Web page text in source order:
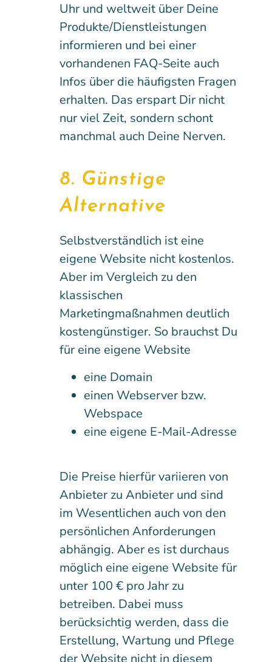
Uhr und weltweit über Deine
Produkte/Dienstleistungen
informieren und bei einer
vorhandenen FAQ-Seite auch
Infos über die häufigsten Fragen
erhalten. Das erspart Dir nicht
nur viel Zeit, sondern schont
manchmal auch Deine Nerven.
8. Günstige
Alternative
Selbstverständlich ist eine
eigene Website nicht kostenlos.
Aber im Vergleich zu den
klassischen
Marketingmaßnahmen deutlich
kostengünstiger. So brauchst Du
für eine eigene Website
eine Domain
einen Webserver bzw.
Webspace
eine eigene E-Mail-Adresse
Die Preise hierfür variieren von
Anbieter zu Anbieter und sind
im Wesentlichen auch von den
persönlichen Anforderungen
abhängig. Aber es ist durchaus
möglich eine eigene Website für
unter 100 € pro Jahr zu
betreiben. Dabei muss
berücksichtig werden, dass die
Erstellung, Wartung und Pflege